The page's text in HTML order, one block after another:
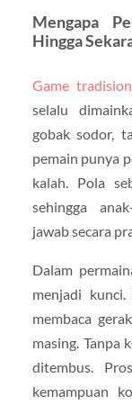
Mengapa
Hingga
Game
selalu
gobak sodor,
pemain punya
kalah. Pola
sehingga
jawab secara
Dalam
menjadi
membaca
masing. Tanpa
ditembus.
kemampuan